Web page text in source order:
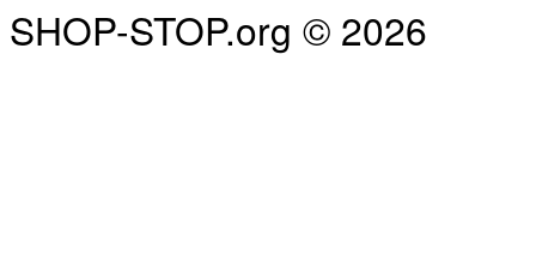
SHOP-STOP.org © 2026